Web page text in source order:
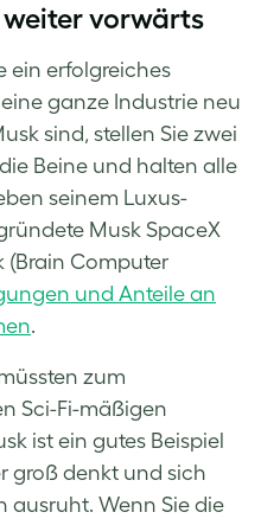
weiter vorwärts
ein erfolgreiches
ganze Industrie neu
sind, stellen Sie zwei
Beine und halten alle
seinem Luxus-
Musk SpaceX
(Brain Computer
und Anteile an
.
zum
Sci-Fi-mäßigen
ist ein gutes Beispiel
groß denkt und sich
ausruht. Wenn Sie die